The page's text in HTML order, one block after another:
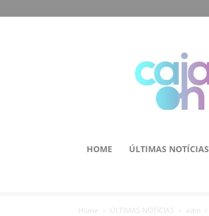
HOME ÚLTIMAS NOTÍCIAS
Home ÚLTIMAS NOTÍCIAS adm